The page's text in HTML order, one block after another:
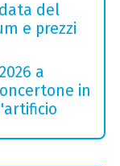
del
e prezzi
a
in